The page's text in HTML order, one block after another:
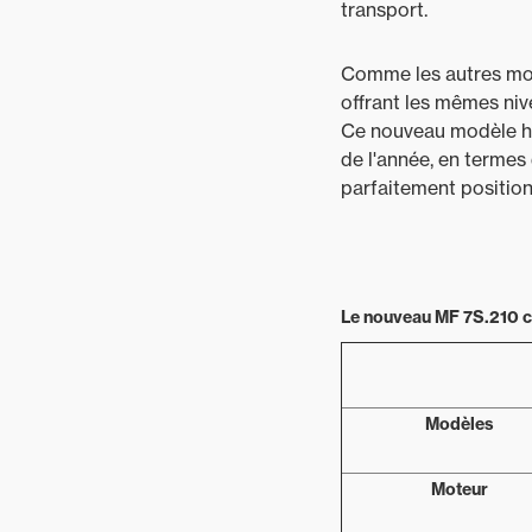
transport.
Comme les autres
offrant les mêmes
Ce nouveau modèle
de l'année, en
parfaitement
Le nouveau MF 7S.210
Modèles
Moteur